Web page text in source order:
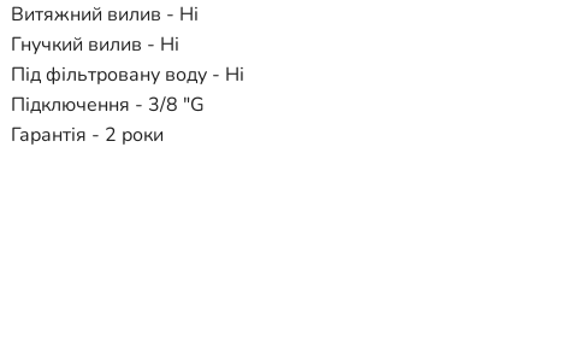
Витяжний вилив - Ні
Гнучкий вилив - Ні
Під фільтровану воду - Ні
Підключення - 3/8 "G
Гарантія - 2 роки